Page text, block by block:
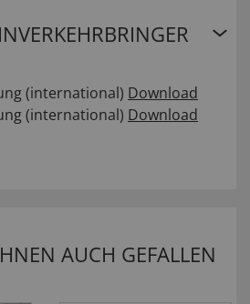
(international) Download
(international) Download
AUCH GEFALLEN